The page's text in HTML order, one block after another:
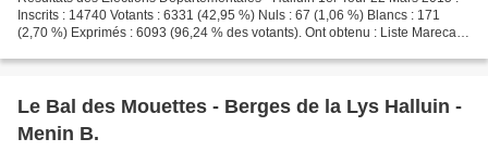
Inscrits : 14740 Votants : 6331 (42,95 %) Nuls : 67 (1,06 %) Blancs : 171
(2,70 %) Exprimés : 6093 (96,24 % des votants). Ont obtenu : Liste Marecaux
Le Bal des Mouettes - Berges de la Lys Halluin -
Menin B.